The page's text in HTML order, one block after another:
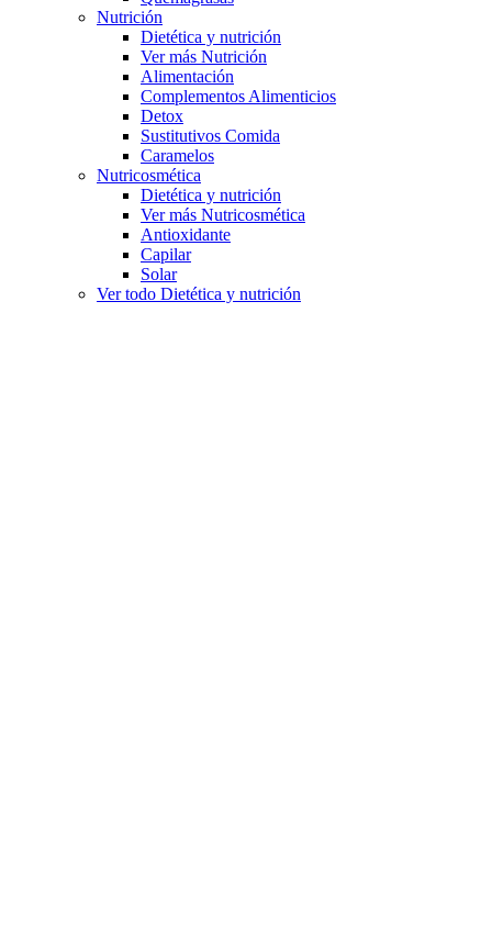
Nutrición
Dietética y nutrición
Ver más Nutrición
Alimentación
Complementos Alimenticios
Detox
Sustitutivos Comida
Caramelos
Nutricosmética
Dietética y nutrición
Ver más Nutricosmética
Antioxidante
Capilar
Solar
Ver todo Dietética y nutrición